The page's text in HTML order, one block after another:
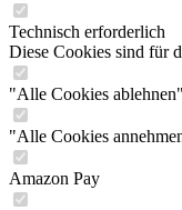
Technisch erforderlich
Diese Cookies sind für
"Alle Cookies
"Alle Cookies
Amazon Pay